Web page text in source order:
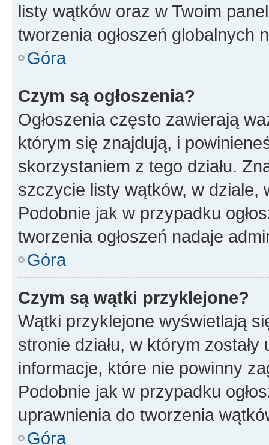
listy wątków oraz w Twoim
tworzenia ogłoszeń globalnych
Góra
Czym są ogłoszenia?
Ogłoszenia często zawierają
którym się znajdują, i
skorzystaniem z tego działu.
szczycie listy wątków, w dziale,
Podobnie jak w przypadku
tworzenia ogłoszeń nadaje
Góra
Czym są wątki przyklejone?
Wątki przyklejone wyświetlają
stronie działu, w którym
informacje, które nie powinny
Podobnie jak w przypadku
uprawnienia do tworzenia
Góra